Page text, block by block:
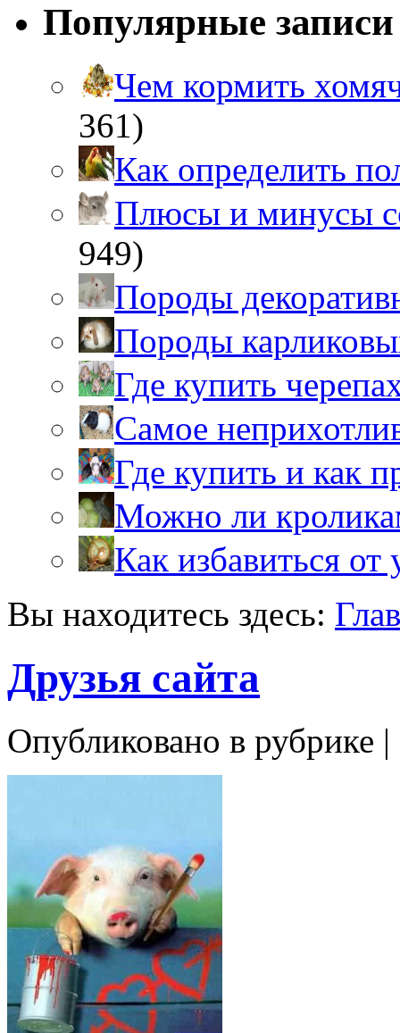
Популярные записи
Чем кормить
361)
Как определить
Плюсы и минусы
949)
Породы
Породы
Где купить
Самое
Где купить и как
Можно ли
Как избавиться от
Вы находитесь здесь:
Друзья сайта
Опубликовано в рубрике |